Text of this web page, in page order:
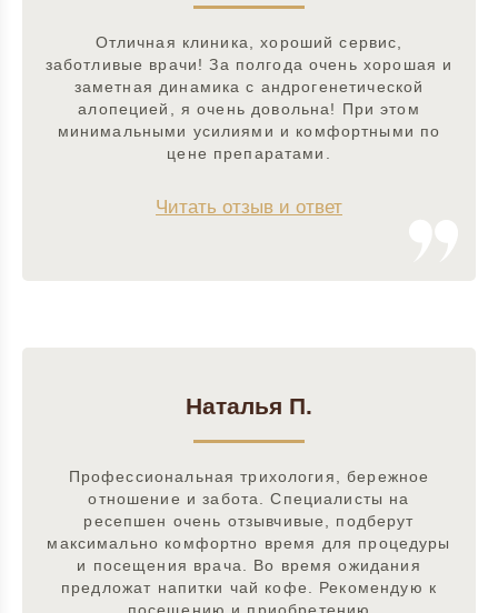
Отличная клиника, хороший сервис,
заботливые врачи! За полгода очень хорошая и
заметная динамика с андрогенетической
алопецией, я очень довольна! При этом
минимальными усилиями и комфортными по
цене препаратами.
Читать отзыв и ответ
Наталья П.
Профессиональная трихология, бережное
отношение и забота. Специалисты на
ресепшен очень отзывчивые, подберут
максимально комфортно время для процедуры
и посещения врача. Во время ожидания
предложат напитки чай кофе. Рекомендую к